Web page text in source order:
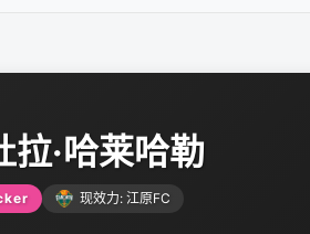
拉·哈莱哈勒
现效力: 江原FC